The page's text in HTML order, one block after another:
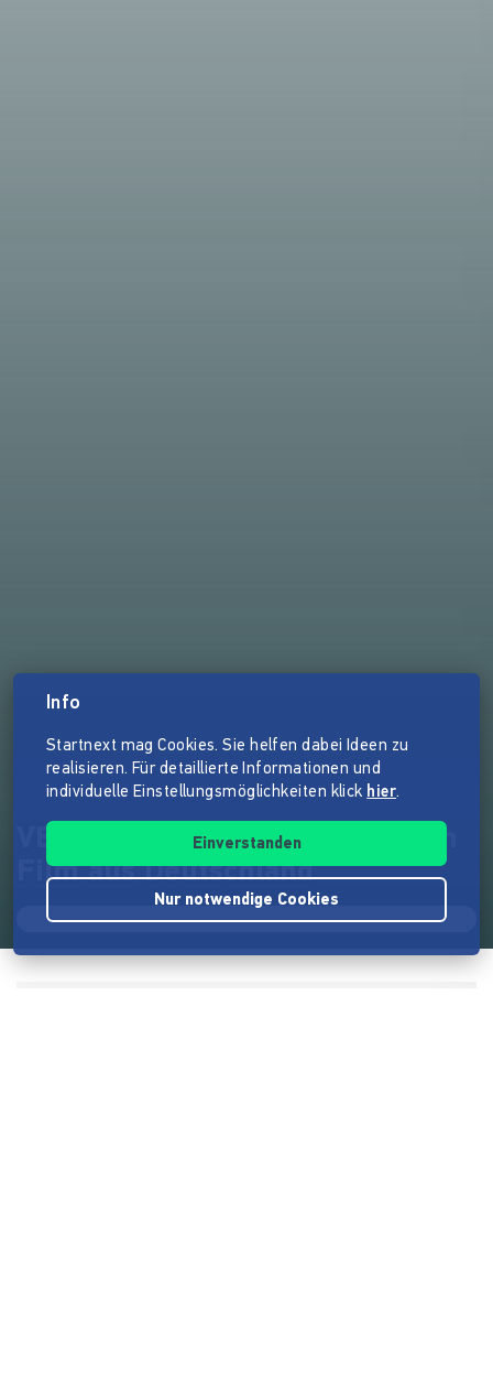
VEDA (AT) - Ein Science Fiction
Film aus Deutschland
Info
Startnext mag Cookies. Sie helfen dabei Ideen zu
realisieren. Für detaillierte Informationen und
individuelle Einstellungsmöglichkeiten klick hier.
Einverstanden
Nur notwendige Cookies